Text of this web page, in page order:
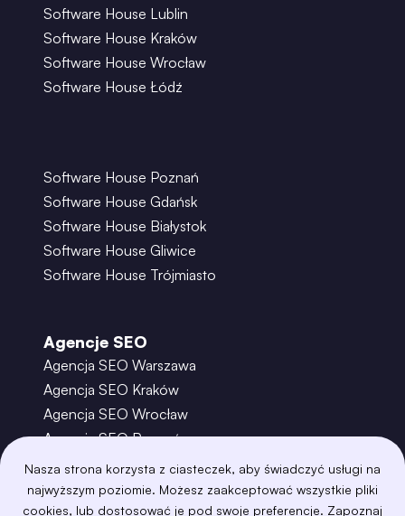
Nasza strona korzysta z ciasteczek, aby świadczyć usługi na
najwyższym poziomie. Możesz zaakceptować wszystkie pliki
cookies, lub dostosować je pod swoje preferencje. Zapoznaj
Software House Lublin
Software House Kraków
Software House Wrocław
Software House Łódź
Software House Poznań
Software House Gdańsk
Software House Białystok
Software House Gliwice
Software House Trójmiasto
Agencje SEO
Agencja SEO Warszawa
Agencja SEO Kraków
Agencja SEO Wrocław
Agencja SEO Poznań
Agencja SEO Gdańsk
Agencja SEO Toruń